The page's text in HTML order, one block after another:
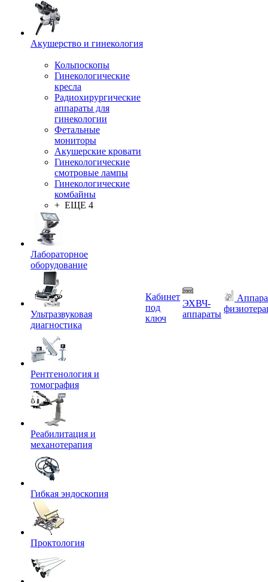
Акушерство и гинекология
Кольпоскопы
Гинекологические
кресла
Радиохирургические
аппараты для
гинекологии
Фетальные
мониторы
Акушерские кровати
Гинекологические
смотровые лампы
Гинекологические
комбайны
+ ЕЩЕ 4
Лабораторное
оборудование
Ультразвуковая
диагностика
Рентгенология и
томография
Реабилитация и
механотерапия
Гибкая эндоскопия
Проктология
Кабинет
под
ключ
ЭХВЧ-
аппараты